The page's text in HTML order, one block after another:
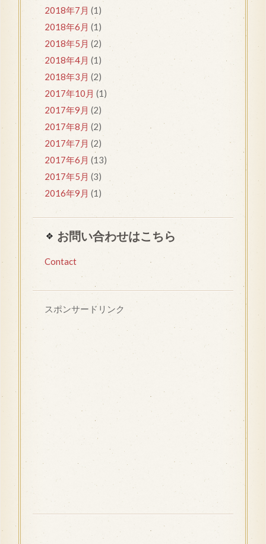
2018年7月 (1)
2018年6月 (1)
2018年5月 (2)
2018年4月 (1)
2018年3月 (2)
2017年10月 (1)
2017年9月 (2)
2017年8月 (2)
2017年7月 (2)
2017年6月 (13)
2017年5月 (3)
2016年9月 (1)
お問い合わせはこちら
Contact
スポンサードリンク